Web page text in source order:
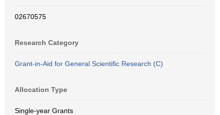
02670575
Research Category
Grant-in-Aid for General Scientific Research (C)
Allocation Type
Single-year Grants